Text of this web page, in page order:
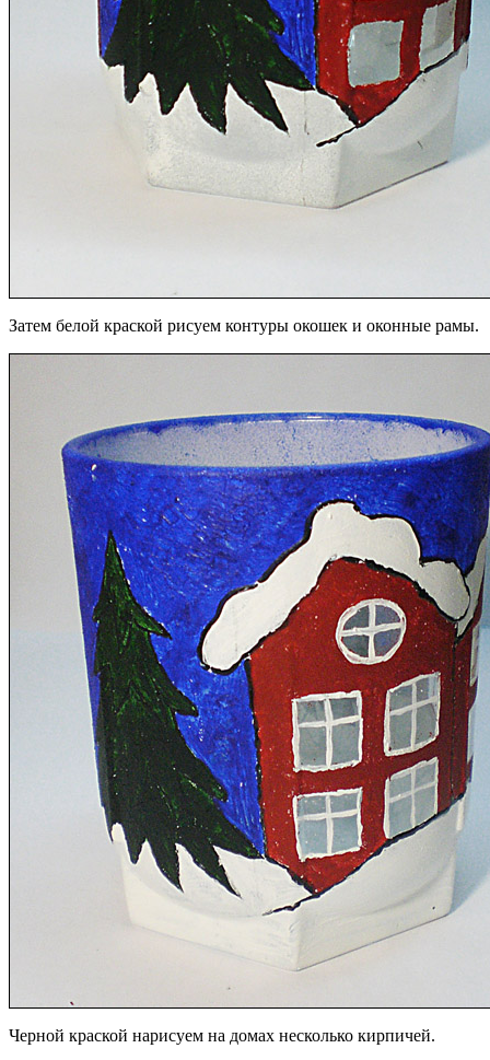
Затем белой краской рисуем контуры окошек и оконные рамы.
Черной краской нарисуем на домах несколько кирпичей.